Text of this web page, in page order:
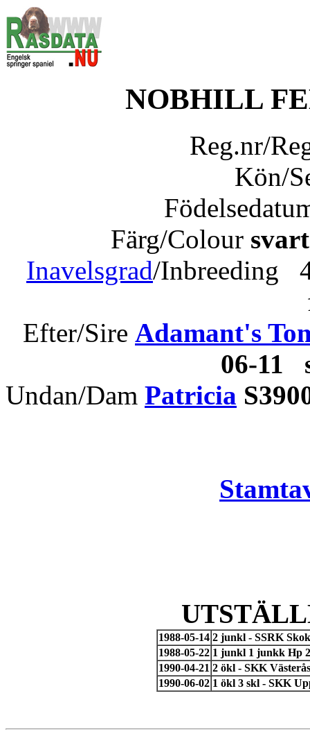
NOBHILL
Reg.nr/
Kön/
Färg/Colour
Inavelsgrad/Inbreeding
Efter/Sire Adamant's
06-
Undan/Dam Patricia
1988-05-14 2 junkl - SSRK
1988-05-22 1 junkl 1 junkk Hp
1990-04-21 2 ökl - SKK
1990-06-02 1 ökl 3 skl - SKK